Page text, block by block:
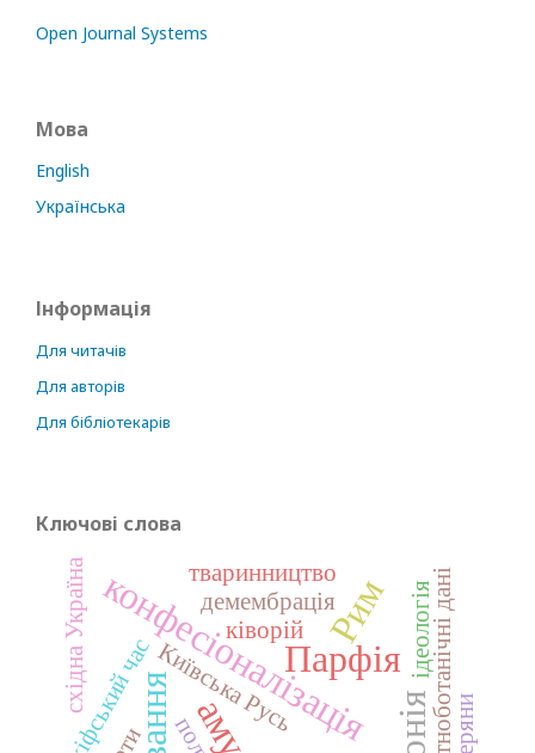
Open Journal Systems
Мова
English
Українська
Інформація
Для читачів
Для авторів
Для бібліотекарів
Ключові слова
конфесіоналізація
Парфія
Рим
демембрація
скіфський час палеоетноботанічні дані
східна Україна тваринництво
ідеологія
Київська Русь
ківорій